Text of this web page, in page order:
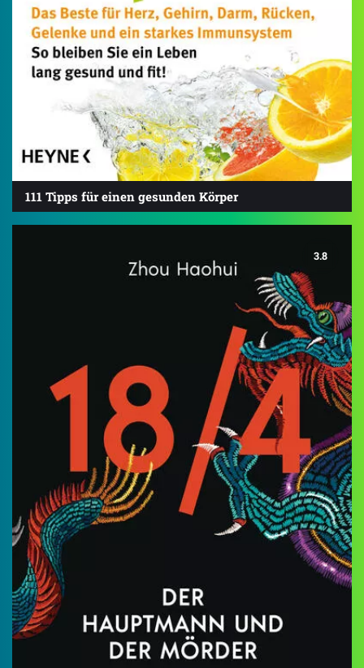
111 Tipps für einen gesunden Körper
3.8